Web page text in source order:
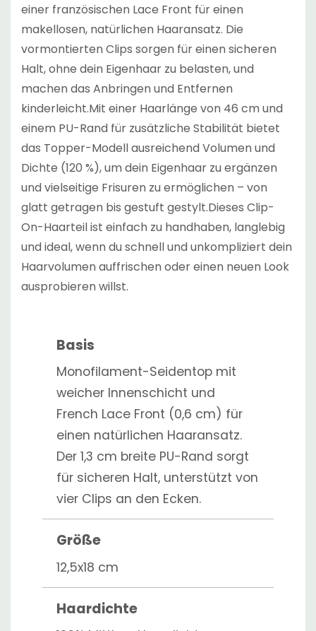
einer französischen Lace Front für einen
makellosen, natürlichen Haaransatz. Die
vormontierten Clips sorgen für einen sicheren
Halt, ohne dein Eigenhaar zu belasten, und
machen das Anbringen und Entfernen
kinderleicht.Mit einer Haarlänge von 46 cm und
einem PU-Rand für zusätzliche Stabilität bietet
das Topper-Modell ausreichend Volumen und
Dichte (120 %), um dein Eigenhaar zu ergänzen
und vielseitige Frisuren zu ermöglichen – von
glatt getragen bis gestuft gestylt.Dieses Clip-
On-Haarteil ist einfach zu handhaben, langlebig
und ideal, wenn du schnell und unkompliziert dein
Haarvolumen auffrischen oder einen neuen Look
ausprobieren willst.
Basis
Monofilament-Seidentop mit
weicher Innenschicht und
French Lace Front (0,6 cm) für
einen natürlichen Haaransatz.
Der 1,3 cm breite PU-Rand sorgt
für sicheren Halt, unterstützt von
vier Clips an den Ecken.
Größe
12,5x18 cm
Haardichte